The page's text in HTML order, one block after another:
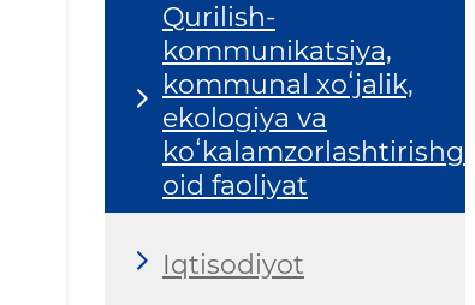
Qurilish-
kommunikatsiya,
kommunal xoʻjalik,
ekologiya va
oid faoliyat
Iqtisodiyot